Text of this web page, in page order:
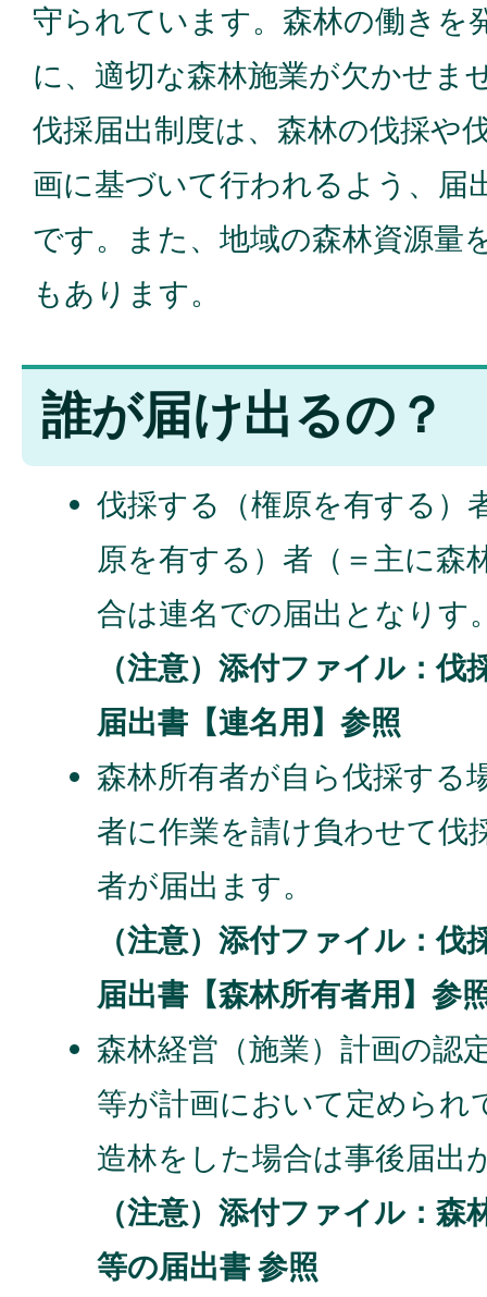
守られています。森林の働きを
に、適切な森林施業が欠かせま
伐採届出制度は、森林の伐採や
画に基づいて行われるよう、届
です。また、地域の森林資源量
もあります。
誰が届け出るの？
伐採する（権原を有する）
原を有する）者（＝主に森
合は連名での届出となりす
（注意）添付ファイル：
届出書【連名用】参照
森林所有者が自ら伐採する
者に作業を請け負わせて伐
者が届出ます。
（注意）添付ファイル：
届出書【森林所有者用】参
森林経営（施業）計画の認
等が計画において定められ
造林をした場合は事後届出
（注意）添付ファイル：
等の届出書 参照